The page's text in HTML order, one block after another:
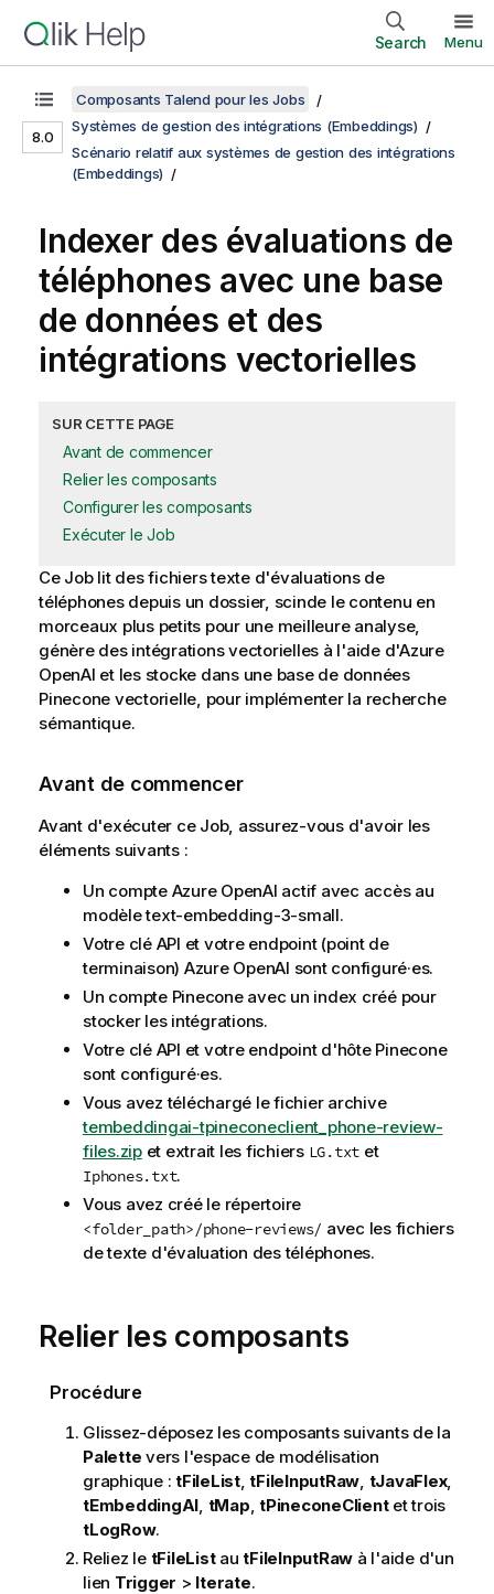
Search Menu
8.0
Composants Talend pour les Jobs
Systèmes de gestion des intégrations (Embeddings)
Scénario relatif aux systèmes de gestion des intégrations
(Embeddings)
Indexer des évaluations de
téléphones avec une base
de données et des
intégrations vectorielles
SUR CETTE PAGE
Avant de commencer
Relier les composants
Configurer les composants
Exécuter le Job
Ce Job lit des fichiers texte d'évaluations de
téléphones depuis un dossier, scinde le contenu en
morceaux plus petits pour une meilleure analyse,
génère des intégrations vectorielles à l'aide d'Azure
OpenAI et les stocke dans une base de données
Pinecone vectorielle, pour implémenter la recherche
sémantique.
Avant de commencer
Avant d'exécuter ce Job, assurez-vous d'avoir les
éléments suivants :
Un compte Azure OpenAI actif avec accès au
modèle text-embedding-3-small.
Votre clé API et votre endpoint (point de
terminaison) Azure OpenAI sont configuré·es.
Un compte Pinecone avec un index créé pour
stocker les intégrations.
Votre clé API et votre endpoint d'hôte Pinecone
sont configuré·es.
Vous avez téléchargé le fichier archive
tembeddingai-tpineconeclient_phone-review-
files.zipet extrait les fichiers LG.txt et
Iphones.txt.
Vous avez créé le répertoire
<folder_path>/phone-reviews/ avec les fichiers
de texte d'évaluation des téléphones.
Relier les composants
Procédure
Glissez-déposez les composants suivants de la
Palette vers l'espace de modélisation
graphique : tFileList,tFileInputRaw tJavaFlex,
tEmbeddingAI tMap tPineconeClientet trois
tLogRow.
Reliez le tFileListautFileInputRaw à l'aide d'un
lien Trigger > Iterate.